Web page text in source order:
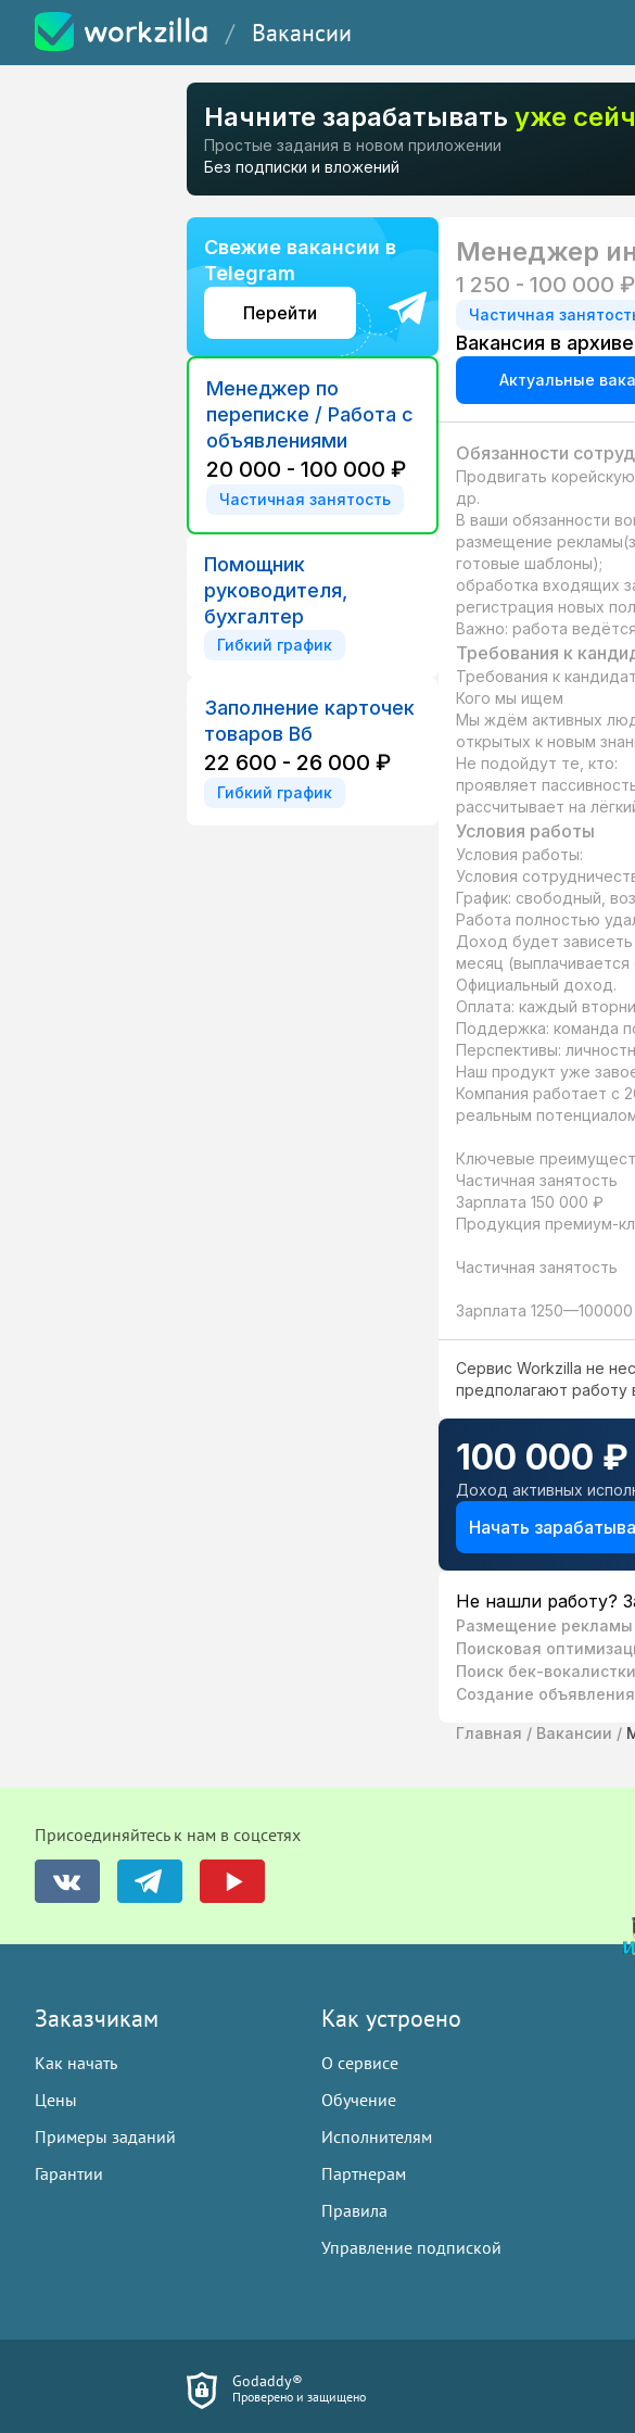
/ Вакансии
Начните зарабатывать уже
Простые задания в новом приложении
Без подписки и вложений
Свежие вакансии в
Telegram
Перейти
Менеджер по
переписке / Работа с
объявлениями
20 000 - 100 000 ₽
Частичная занятость
Помощник
руководителя,
бухгалтер
Гибкий график
Заполнение карточек
товаров Вб
22 600 - 26 000 ₽
Гибкий график
Менеджер
1 250 - 100 000 ₽
Частичная
Вакансия в архиве
Актуальные
Обязанности
Продвигать
др.
В ваши обязанности
размещение
готовые шаблоны);
обработка входящих
регистрация новых
Важно: работа
Требования к
Требования к
Кого мы ищем
Мы ждём активных
открытых к новым
Не подойдут те, кто:
проявляет
рассчитывает на
Условия работы
Условия работы:
Условия
График: свободный,
Работа полностью
Доход будет
месяц
Официальный доход.
Оплата: каждый
Поддержка: команда
Перспективы:
Наш продукт уже
Компания работает с
реальным
Ключевые
Частичная занятость
Зарплата 150 000 ₽
Продукция премиум-
Частичная занятость
Зарплата 1250—100000
Сервис Workzilla не
предполагают работу
100 000 ₽
Доход активных
Начать
Не нашли работу?
Размещение рекламы
Поисковая
Поиск бек-
Создание
Главная / Вакансии /
Присоединяйтесь к нам в соцсетях
Заказчикам
Как начать
Цены
Примеры заданий
Гарантии
Как устроено
О сервисе
Обучение
Исполнителям
Партнерам
Правила
Управление подпиской
Godaddy®
Проверено и защищено